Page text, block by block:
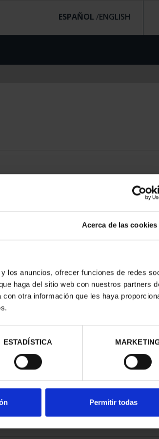
Acerca de las cookies
los anuncios, ofrecer funciones de redes
haga del sitio web con nuestros partners
otra información que les haya
ESTADÍSTICA
Permitir todas
ESPAÑOL /